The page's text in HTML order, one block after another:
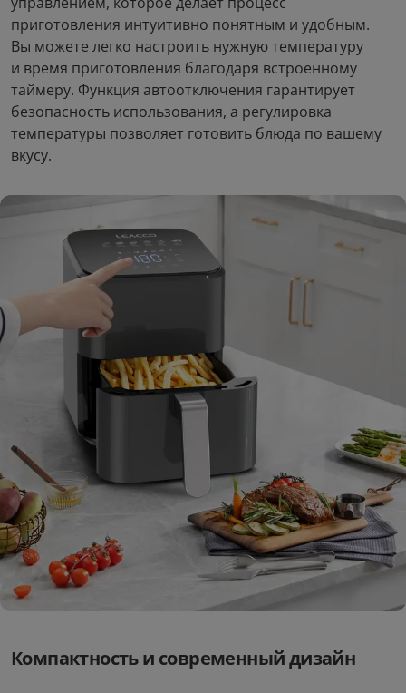
приготовления интуитивно понятным и удобным.
Вы можете легко настроить нужную температуру
и время приготовления благодаря встроенному
таймеру. Функция автоотключения гарантирует
безопасность использования, а регулировка
температуры позволяет готовить блюда по вашему
вкусу.
Компактность и современный дизайн
5.0
Портативная колонка
Tronsmart Halo 110
6.42руб/мес
Стоимость:299.00
Вернём до 10.59
USB 1А с кабелем
MicroUSB
1.92руб/мес
Стоимость:16.90
Вернём до2.88